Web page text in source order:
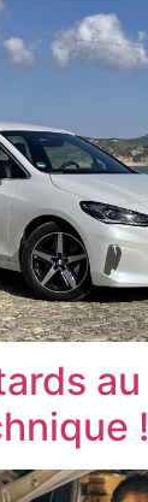
au
!